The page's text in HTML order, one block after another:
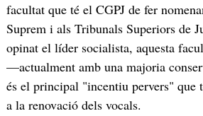
facultat que té el CGPJ de fer
Suprem i als Tribunals Superiors de
opinat el líder socialista, aquesta
—actualment amb una majoria
és el principal "incentiu pervers" que
a la renovació dels vocals.